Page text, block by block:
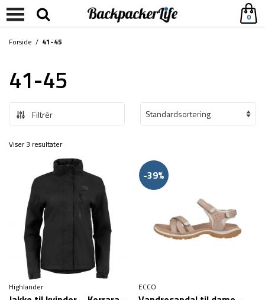
0
Forside / 41-45
41-45
Filtrér
Viser 3 resultater
Highlander
-39%
ECCO